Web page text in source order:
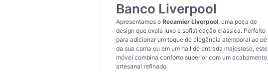
Banco Liverpool
Apresentamos o Recamier Liverpool, uma peça de
design que exala luxo e sofisticação clássica. Perfeito
para adicionar um toque de elegância atemporal ao pé
da sua cama ou em um hall de entrada majestoso, este
móvel combina conforto superior com um acabamento
artesanal refinado.